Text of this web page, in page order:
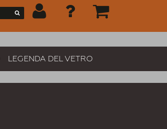
LEGENDA DEL VETRO